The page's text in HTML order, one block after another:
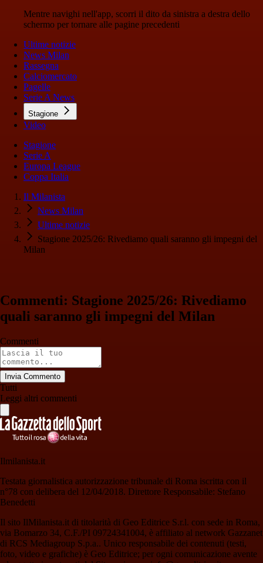
Mentre navighi nell'app, scorri il dito da sinistra a destra dello
schermo per tornare alle pagine precedenti
Ultime notizie
News Milan
Rassegna
Calciomercato
Pagelle
Serie A News
Stagione
Video
Stagione
Serie A
Europa League
Coppa Italia
Il Milanista
News Milan
Ultime notizie
Stagione 2025/26: Rivediamo quali saranno gli impegni del
Milan
Commenti: Stagione 2025/26: Rivediamo
quali saranno gli impegni del Milan
Commenti
Invia Commento
Tutti
Leggi altri commenti
Ilmilanista.it
Testata giornalistica autorizzazione tribunale di Roma iscritta con il
n°78 con delibera del 12/04/2018. Direttore Responsabile: Stefano
Benedetti
Il sito IlMilanista.it di titolarità di Geo Editrice S.r.l. con sede in Roma,
via Bomarzo 34, C.F./PI 09724341004, è affiliato al network Gazzanet
di RCS Mediagroup S.p.a.. Unico responsabile dei contenuti (testi,
foto, video e grafiche) è Geo Editrice; per ogni comunicazione avente